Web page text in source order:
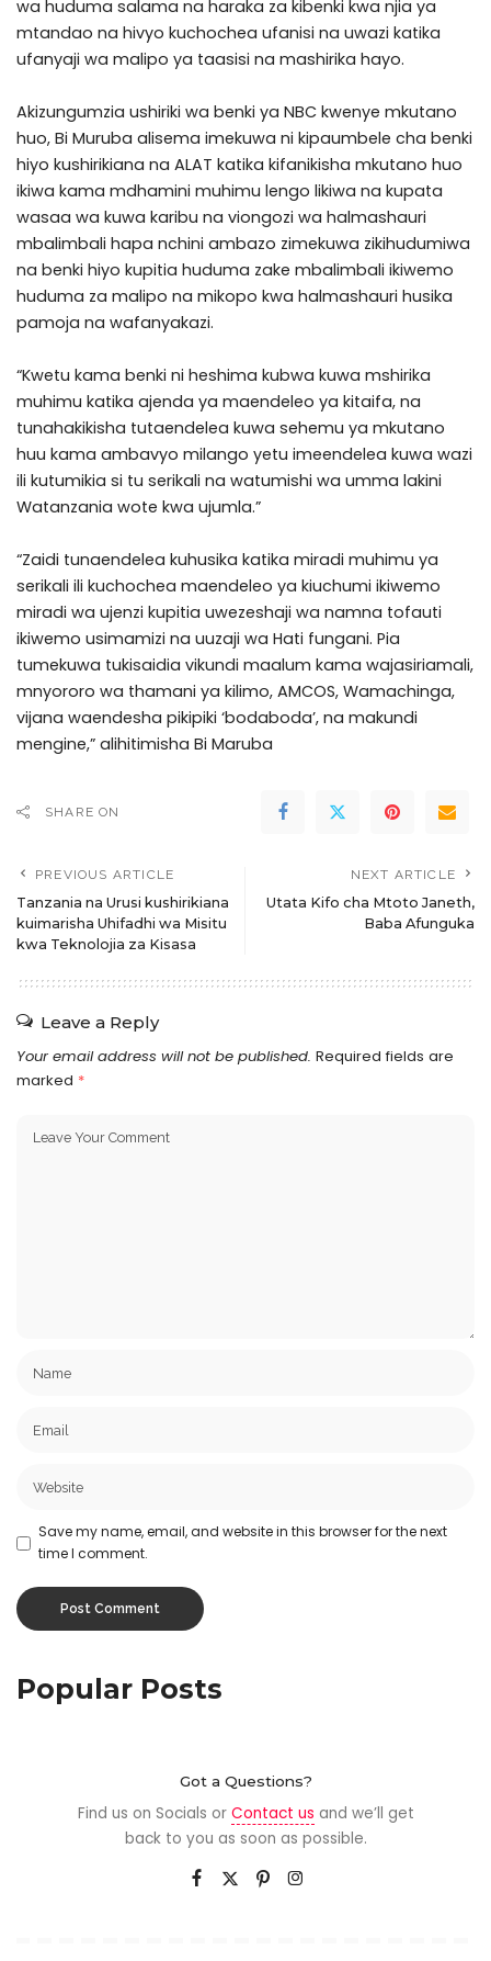
wa huduma salama na haraka za kibenki kwa njia ya
mtandao na hivyo kuchochea ufanisi na uwazi katika
ufanyaji wa malipo ya taasisi na mashirika hayo.
Akizungumzia ushiriki wa benki ya NBC kwenye mkutano
huo, Bi Muruba alisema imekuwa ni kipaumbele cha benki
hiyo kushirikiana na ALAT katika kifanikisha mkutano huo
ikiwa kama mdhamini muhimu lengo likiwa na kupata
wasaa wa kuwa karibu na viongozi wa halmashauri
mbalimbali hapa nchini ambazo zimekuwa zikihudumiwa
na benki hiyo kupitia huduma zake mbalimbali ikiwemo
huduma za malipo na mikopo kwa halmashauri husika
pamoja na wafanyakazi.
“Kwetu kama benki ni heshima kubwa kuwa mshirika
muhimu katika ajenda ya maendeleo ya kitaifa, na
tunahakikisha tutaendelea kuwa sehemu ya mkutano
huu kama ambavyo milango yetu imeendelea kuwa wazi
ili kutumikia si tu serikali na watumishi wa umma lakini
Watanzania wote kwa ujumla.”
“Zaidi tunaendelea kuhusika katika miradi muhimu ya
serikali ili kuchochea maendeleo ya kiuchumi ikiwemo
miradi wa ujenzi kupitia uwezeshaji wa namna tofauti
ikiwemo usimamizi na uuzaji wa Hati fungani. Pia
tumekuwa tukisaidia vikundi maalum kama wajasiriamali,
mnyororo wa thamani ya kilimo, AMCOS, Wamachinga,
vijana waendesha pikipiki ‘bodaboda’, na makundi
mengine,” alihitimisha Bi Maruba
SHARE ON
PREVIOUS ARTICLE
Tanzania na Urusi kushirikiana
kuimarisha Uhifadhi wa Misitu
kwa Teknolojia za Kisasa
NEXT ARTICLE
Utata Kifo cha Mtoto Janeth,
Baba Afunguka
Leave a Reply
Your email address will not be published. Required fields are
marked *
Save my name, email, and website in this browser for the next
time I comment.
Popular Posts
Got a Questions?
Find us on Socials or Contact us and we’ll get
back to you as soon as possible.